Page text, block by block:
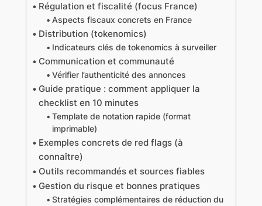
Régulation et fiscalité (focus France)
Aspects fiscaux concrets en France
Distribution (tokenomics)
Indicateurs clés de tokenomics à surveiller
Communication et communauté
Vérifier l’authenticité des annonces
Guide pratique : comment appliquer la
checklist en 10 minutes
Template de notation rapide (format
imprimable)
Exemples concrets de red flags (à
connaître)
Outils recommandés et sources fiables
Gestion du risque et bonnes pratiques
Stratégies complémentaires de réduction du